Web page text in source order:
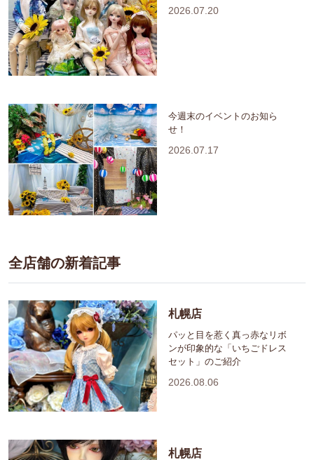
2026.07.20
今週末のイベントのお知ら
せ！
2026.07.17
全店舗の新着記事
札幌店
パッと目を惹く真っ赤なリボ
ンが印象的な「いちごドレス
セット」のご紹介
2026.08.06
札幌店